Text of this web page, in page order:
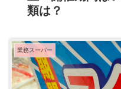
類は？
業務スーパー